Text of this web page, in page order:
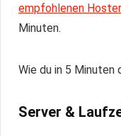
empfohlenen
Minuten.
Wie du in 5
Server &